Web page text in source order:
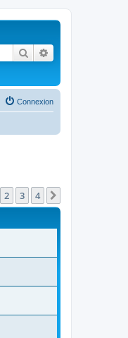
Rechercher
Connexion
2 3 4